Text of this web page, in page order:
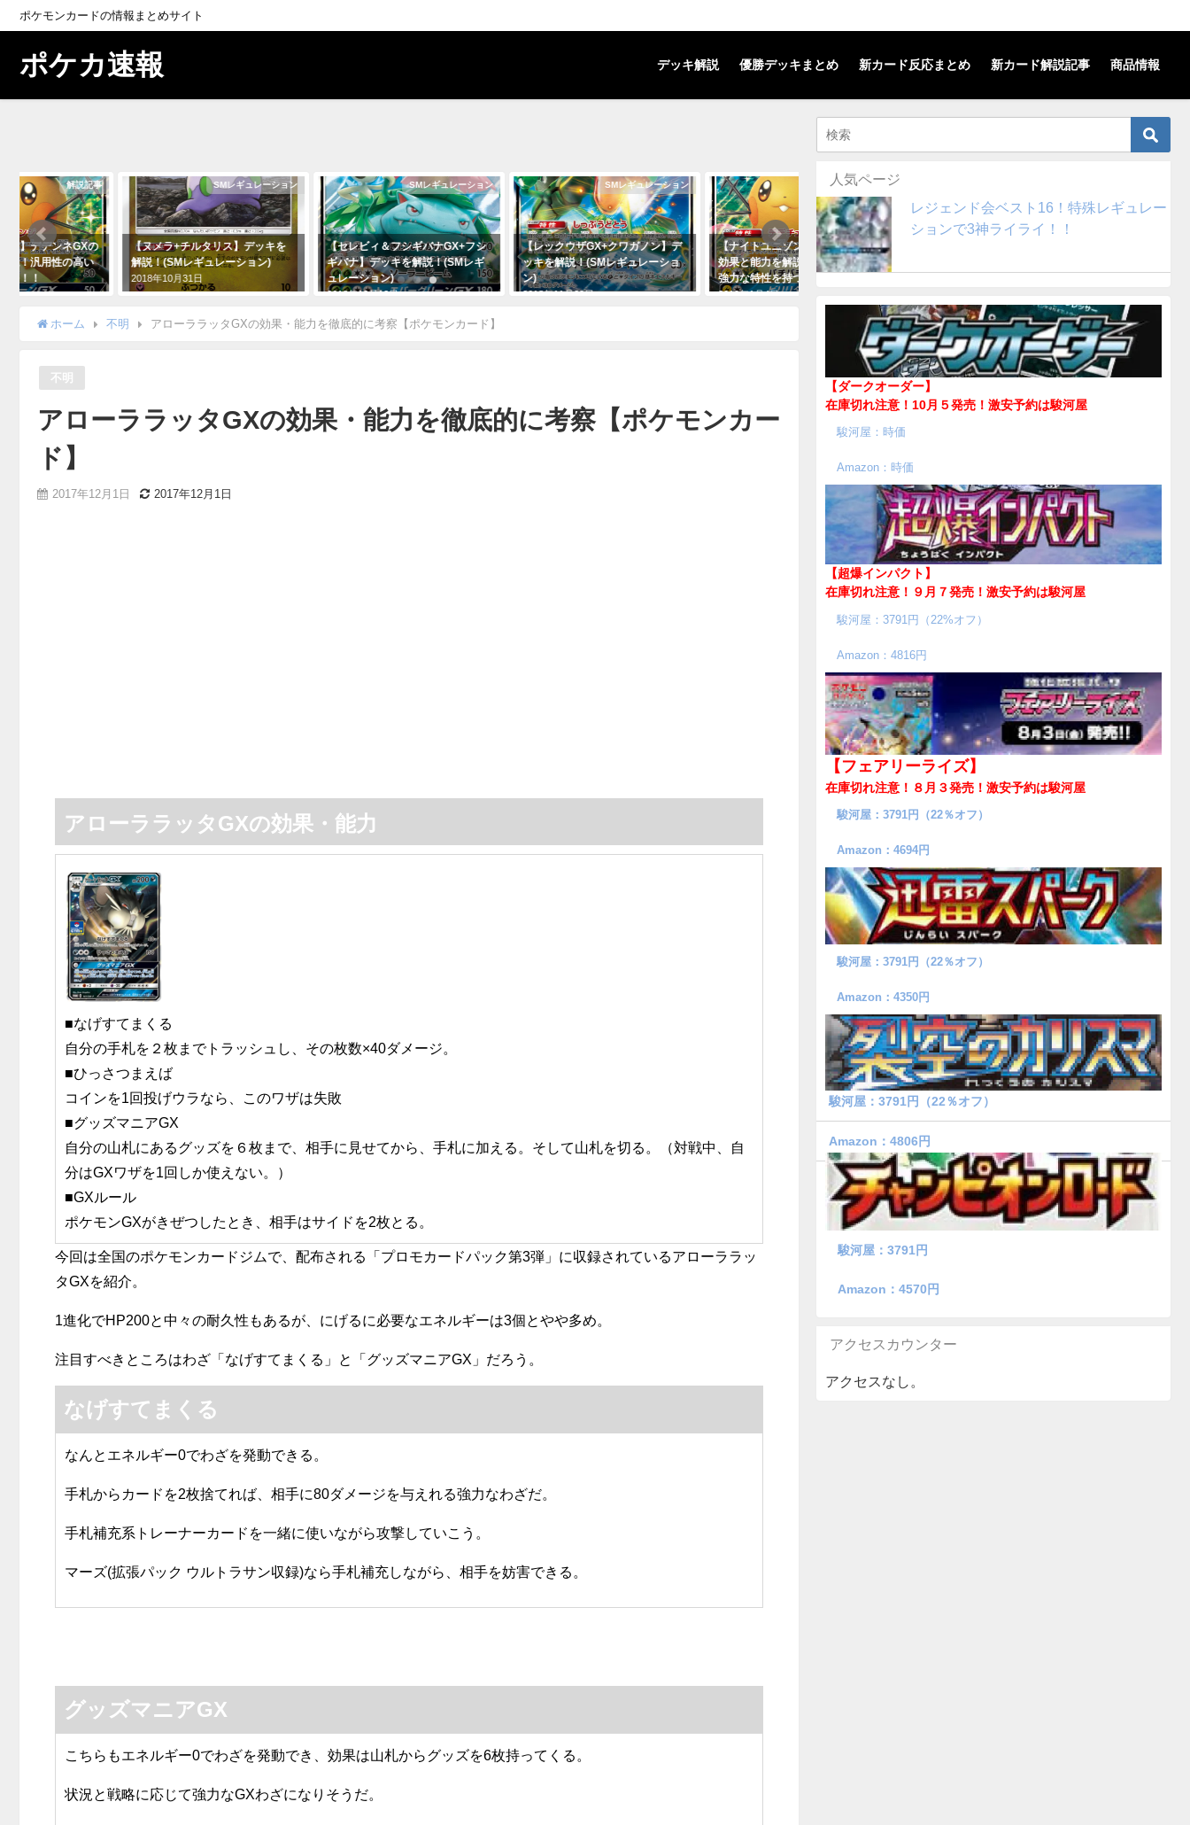
ポケモンカードの情報まとめサイト
ポケカ速報 デッキ解説 優勝デッキまとめ 新カード反応まとめ 新カード解説記事 商品情報
解説記事
デデンネGXの
汎用性の高い
！
SMレギュレーション
【ヌメラ+チルタリス】デッキを
解説！(SMレギュレーション)
2018年10月31日
SMレギュレーション
【セレビィ＆フシギバナGX+フシ
ギバナ】デッキを解説！(SMレギ
ュレーション)
2018年12月12日
SMレギュレーション
【レックウザGX+クワガノン】デ
ッキを解説！(SMレギュレーショ
ン)
2018年11月29日
解説記事
【ナイトユニゾン】デデンネGXの
効果と能力を解説！汎用性の高い
強力な特性を持つ！！
2019年1月4日
ホーム 不明 アローララッタGXの効果・能力を徹底的に考察【ポケモンカード】
不明
アローララッタGXの効果・能力を徹底的に考察【ポケモンカー
ド】
2017年12月1日 2017年12月1日
アローララッタGXの効果・能力
■なげすてまくる
自分の手札を２枚までトラッシュし、その枚数×40ダメージ。
■ひっさつまえば
コインを1回投げウラなら、このワザは失敗
■グッズマニアGX
自分の山札にあるグッズを６枚まで、相手に見せてから、手札に加える。そして山札を切る。（対戦中、自
分はGXワザを1回しか使えない。）
■GXルール
ポケモンGXがきぜつしたとき、相手はサイドを2枚とる。
今回は全国のポケモンカードジムで、配布される「プロモカードパック第3弾」に収録されているアローララッ
タGXを紹介。
1進化でHP200と中々の耐久性もあるが、にげるに必要なエネルギーは3個とやや多め。
注目すべきところはわざ「なげすてまくる」と「グッズマニアGX」だろう。
なげすてまくる
なんとエネルギー0でわざを発動できる。
手札からカードを2枚捨てれば、相手に80ダメージを与えれる強力なわざだ。
手札補充系トレーナーカードを一緒に使いながら攻撃していこう。
マーズ(拡張パック ウルトラサン収録)なら手札補充しながら、相手を妨害できる。
グッズマニアGX
こちらもエネルギー0でわざを発動でき、効果は山札からグッズを6枚持ってくる。
状況と戦略に応じて強力なGXわざになりそうだ。
人気ページ
レジェンド会ベスト16！特殊レギュレー
ションで3神ライライ！！
【ダークオーダー】
在庫切れ注意！10月５発売！ 激安予約は駿河屋
駿河屋：時価
Amazon：時価
【超爆インパクト】
在庫切れ注意！９月７発売！ 激安予約は駿河屋
駿河屋：3791円（22%オフ）
Amazon：4816円
【フェアリーライズ】
在庫切れ注意！８月３発売！ 激安予約は駿河屋
駿河屋：3791円（22％オフ）
Amazon：4694円
駿河屋：3791円（22％オフ）
Amazon：4350円
駿河屋：3791円（22％オフ）
Amazon：4806円
駿河屋：3791円
Amazon：4570円
アクセスカウンター
アクセスなし。